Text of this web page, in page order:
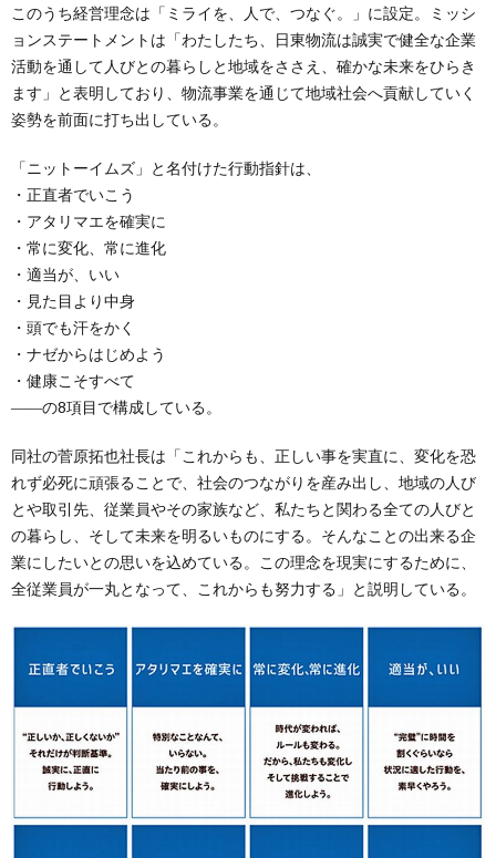
このうち経営理念は「ミライを、人で、つなぐ。」に設定。ミッシ
ョンステートメントは「わたしたち、日東物流は誠実で健全な企業
活動を通して人びとの暮らしと地域をささえ、確かな未来をひらき
ます」と表明しており、物流事業を通じて地域社会へ貢献していく
姿勢を前面に打ち出している。
「ニットーイムズ」と名付けた行動指針は、
・正直者でいこう
・アタリマエを確実に
・常に変化、常に進化
・適当が、いい
・見た目より中身
・頭でも汗をかく
・ナゼからはじめよう
・健康こそすべて
――の8項目で構成している。
同社の菅原拓也社長は「これからも、正しい事を実直に、変化を恐
れず必死に頑張ることで、社会のつながりを産み出し、地域の人び
とや取引先、従業員やその家族など、私たちと関わる全ての人びと
の暮らし、そして未来を明るいものにする。そんなことの出来る企
業にしたいとの思いを込めている。この理念を現実にするために、
全従業員が一丸となって、これからも努力する」と説明している。